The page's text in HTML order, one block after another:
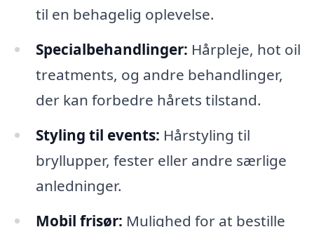
til en behagelig oplevelse.
Specialbehandlinger: Hårpleje, hot oil
treatments, og andre behandlinger,
der kan forbedre hårets tilstand.
Styling til events: Hårstyling til
bryllupper, fester eller andre særlige
anledninger.
Mobil frisør: Mulighed for at bestille